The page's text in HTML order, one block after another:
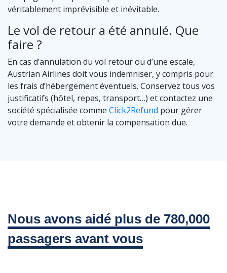
véritablement imprévisible et inévitable.
Le vol de retour a été annulé. Que
faire ?
En cas d’annulation du vol retour ou d’une escale,
Austrian Airlines doit vous indemniser, y compris pour
les frais d’hébergement éventuels. Conservez tous vos
justificatifs (hôtel, repas, transport…) et contactez une
société spécialisée comme Click2Refund pour gérer
votre demande et obtenir la compensation due.
Nous avons aidé plus de 780,000
passagers avant vous